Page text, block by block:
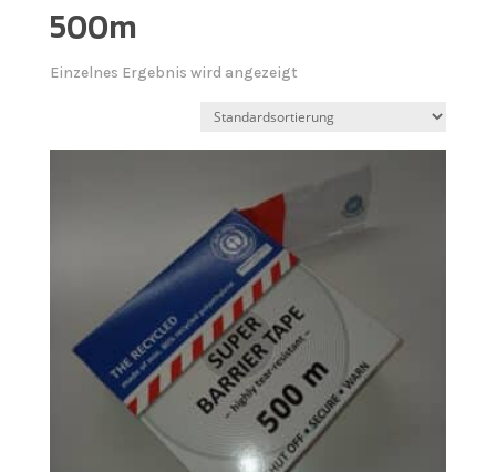
500m
Einzelnes Ergebnis wird angezeigt